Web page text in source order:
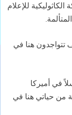
للإعلام
تتواجدون هنا في
في أميركا
وانتهى بي المطاف في قضاء 25 سنة من حياتي هنا في